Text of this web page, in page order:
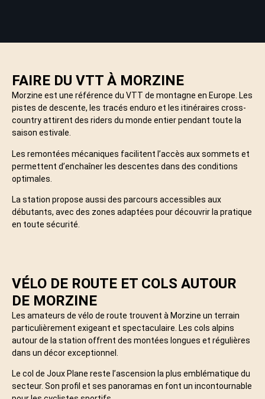
FAIRE DU VTT À MORZINE
Morzine est une référence du VTT de montagne en Europe. Les
pistes de descente, les tracés enduro et les itinéraires cross-
country attirent des riders du monde entier pendant toute la
saison estivale.
Les remontées mécaniques facilitent l’accès aux sommets et
permettent d’enchaîner les descentes dans des conditions
optimales.
La station propose aussi des parcours accessibles aux
débutants, avec des zones adaptées pour découvrir la pratique
en toute sécurité.
VÉLO DE ROUTE ET COLS AUTOUR
DE MORZINE
Les amateurs de vélo de route trouvent à Morzine un terrain
particulièrement exigeant et spectaculaire. Les cols alpins
autour de la station offrent des montées longues et régulières
dans un décor exceptionnel.
Le col de Joux Plane reste l’ascension la plus emblématique du
secteur. Son profil et ses panoramas en font un incontournable